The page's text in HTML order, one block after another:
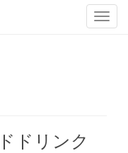
T
ドリンク